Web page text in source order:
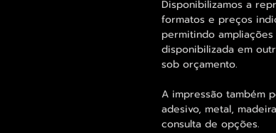
Disponibilizamos a
formatos e preços
permitindo
disponibilizada em
sob orçamento.
A impressão também
adesivo, metal,
consulta de opções.